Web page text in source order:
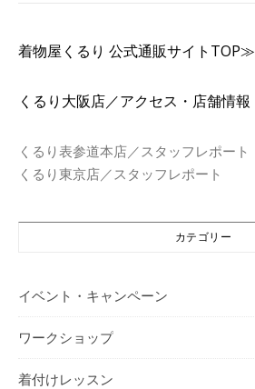
着物屋くるり 公式通販サイトTOP≫
くるり大阪店／アクセス・店舗情報
くるり表参道本店／スタッフレポート
くるり東京店／スタッフレポート
カテゴリー
イベント・キャンペーン
ワークショップ
着付けレッスン